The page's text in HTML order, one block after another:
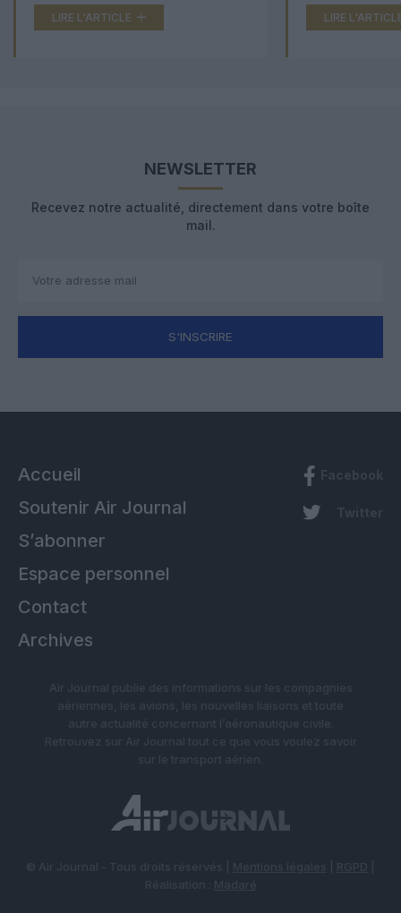
LIRE L'ARTICLE LIRE
NEWSLETTER
Recevez notre actualité, directement dans votre boîte
mail.
S'INSCRIRE
Accueil
Soutenir Air Journal
S’abonner
Espace personnel
Contact
Archives